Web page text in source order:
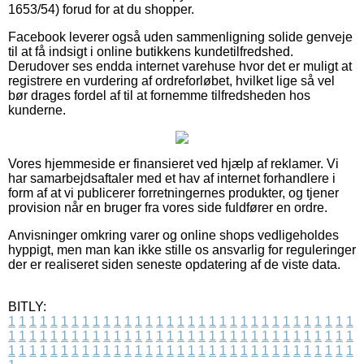
1653/54) forud for at du shopper.
Facebook leverer også uden sammenligning solide genveje
til at få indsigt i online butikkens kundetilfredshed.
Derudover ses endda internet varehuse hvor det er muligt at
registrere en vurdering af ordreforløbet, hvilket lige så vel
bør drages fordel af til at fornemme tilfredsheden hos
kunderne.
Vores hjemmeside er finansieret ved hjælp af reklamer. Vi
har samarbejdsaftaler med et hav af internet forhandlere i
form af at vi publicerer forretningernes produkter, og tjener
provision når en bruger fra vores side fuldfører en ordre.
Anvisninger omkring varer og online shops vedligeholdes
hyppigt, men man kan ikke stille os ansvarlig for reguleringer
der er realiseret siden seneste opdatering af de viste data.
BITLY:
1 1 1 1 1 1 1 1 1 1 1 1 1 1 1 1 1 1 1 1 1 1 1 1 1 1 1 1 1 1 1 1 1
1 1 1 1 1 1 1 1 1 1 1 1 1 1 1 1 1 1 1 1 1 1 1 1 1 1 1 1 1 1 1 1 1
1 1 1 1 1 1 1 1 1 1 1 1 1 1 1 1 1 1 1 1 1 1 1 1 1 1 1 1 1 1 1 1 1